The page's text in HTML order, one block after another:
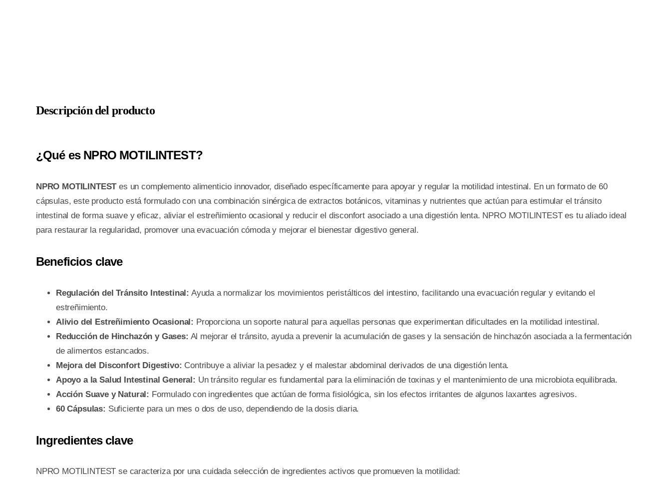
Descripción del producto
¿Qué es NPRO MOTILINTEST?
NPRO MOTILINTESTes un complemento alimenticio innovador, diseñado específicamente para apoyar y regular la motilidad intestinal. En un formato de 60
cápsulas, este producto está formulado con una combinación sinérgica de extractos botánicos, vitaminas y nutrientes que actúan para estimular el tránsito
intestinal de forma suave y eficaz, aliviar el estreñimiento ocasional y reducir el disconfort asociado a una digestión lenta. NPRO MOTILINTEST es tu aliado ideal
para restaurar la regularidad, promover una evacuación cómoda y mejorar el bienestar digestivo general.
Beneficios clave
Regulación del Tránsito Intestinal: Ayuda a normalizar los movimientos peristálticos del intestino, facilitando una evacuación regular y evitando el
estreñimiento.
Alivio del Estreñimiento Ocasional: Proporciona un soporte natural para aquellas personas que experimentan dificultades en la motilidad intestinal.
Reducción de Hinchazón y Gases: Al mejorar el tránsito, ayuda a prevenir la acumulación de gases y la sensación de hinchazón asociada a la fermentación
de alimentos estancados.
Mejora del Disconfort Digestivo: Contribuye a aliviar la pesadez y el malestar abdominal derivados de una digestión lenta.
Apoyo a la Salud Intestinal General: Un tránsito regular es fundamental para la eliminación de toxinas y el mantenimiento de una microbiota equilibrada.
Acción Suave y Natural: Formulado con ingredientes que actúan de forma fisiológica, sin los efectos irritantes de algunos laxantes agresivos.
60 Cápsulas: Suficiente para un mes o dos de uso, dependiendo de la dosis diaria.
Ingredientes clave
NPRO MOTILINTEST se caracteriza por una cuidada selección de ingredientes activos que promueven la motilidad: